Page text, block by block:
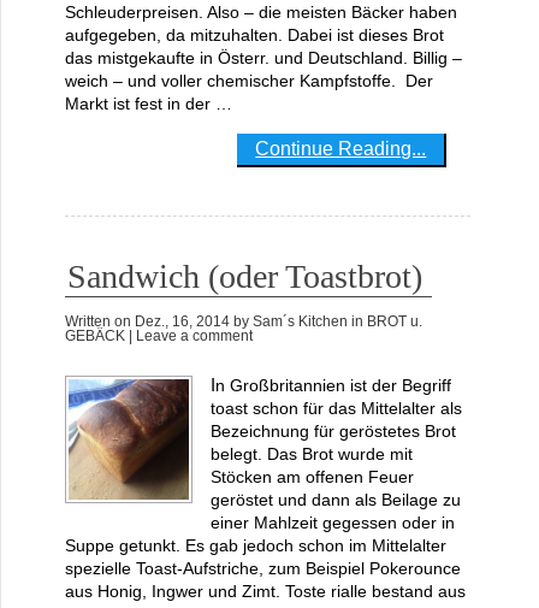
Schleuderpreisen. Also – die meisten Bäcker haben
aufgegeben, da mitzuhalten. Dabei ist dieses Brot
das mistgekaufte in Österr. und Deutschland. Billig –
weich – und voller chemischer Kampfstoffe. Der
Markt ist fest in der …
Continue Reading...
Sandwich (oder Toastbrot)
Written on Dez., 16, 2014 by Sam´s Kitchen in BROT u.
GEBÄCK
| Leave a comment
In Großbritannien ist der Begriff
toast schon für das Mittelalter als
Bezeichnung für geröstetes Brot
belegt. Das Brot wurde mit
Stöcken am offenen Feuer
geröstet und dann als Beilage zu
einer Mahlzeit gegessen oder in
Suppe getunkt. Es gab jedoch schon im Mittelalter
spezielle Toast-Aufstriche, zum Beispiel Pokerounce
aus Honig, Ingwer und Zimt. Toste rialle bestand aus